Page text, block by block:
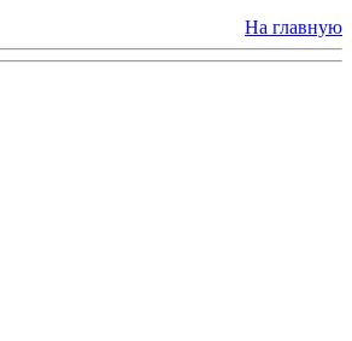
На главную